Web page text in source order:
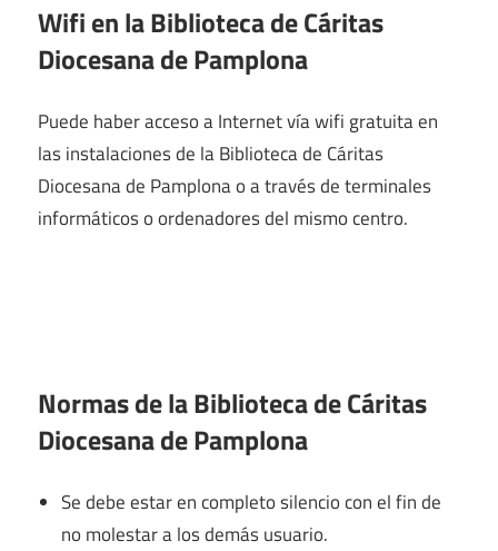
Wifi en laBiblioteca de Cáritas
Diocesana de Pamplona
Puede haber acceso a Internet vía wifi gratuita en
las instalaciones de la Biblioteca de Cáritas
Diocesana de Pamplona o a través de terminales
informáticos o ordenadores del mismo centro.
Normas de la Biblioteca de Cáritas
Diocesana de Pamplona
Se debe estar en completo silencio con el fin de
no molestar a los demás usuario.